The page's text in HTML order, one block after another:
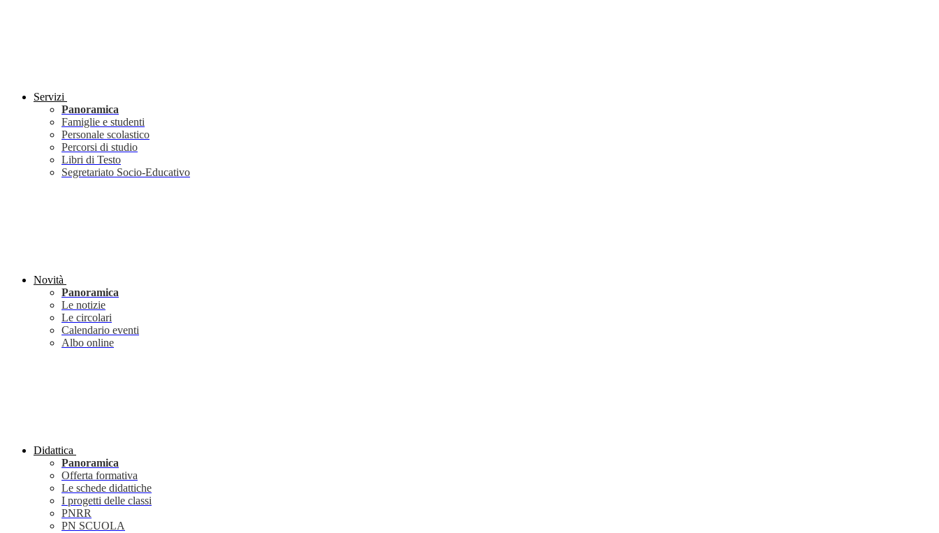
Servizi
Panoramica
Famiglie e studenti
Personale scolastico
Percorsi di studio
Libri di Testo
Segretariato Socio-Educativo
Novità
Panoramica
Le notizie
Le circolari
Calendario eventi
Albo online
Didattica
Panoramica
Offerta formativa
Le schede didattiche
I progetti delle classi
PNRR
PN SCUOLA